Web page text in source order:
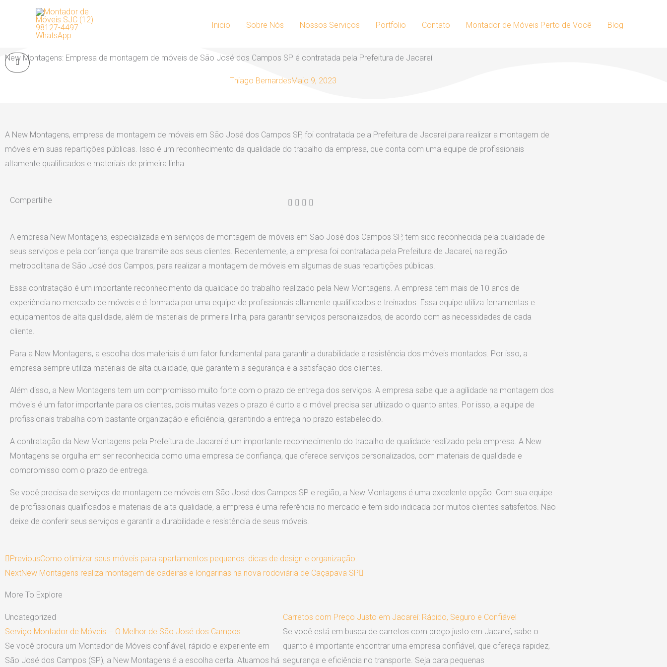
Inicio Sobre Nós Nossos Serviços Portfolio Contato Montador de Móveis Perto de Você Blog
New Montagens: Empresa de montagem de móveis de São José dos Campos SP é contratada pela Prefeitura de Jacareí
Thiago BernardesMaio 9, 2023
A New Montagens, empresa de montagem de móveis em São José dos Campos SP, foi contratada pela Prefeitura de Jacareí para realizar a montagem de
móveis em suas repartições públicas. Isso é um reconhecimento da qualidade do trabalho da empresa, que conta com uma equipe de profissionais
altamente qualificados e materiais de primeira linha.
Compartilhe
A empresa New Montagens, especializada em serviços de montagem de móveis em São José dos Campos SP, tem sido reconhecida pela qualidade de
seus serviços e pela confiança que transmite aos seus clientes. Recentemente, a empresa foi contratada pela Prefeitura de Jacareí, na região
metropolitana de São José dos Campos, para realizar a montagem de móveis em algumas de suas repartições públicas.
Essa contratação é um importante reconhecimento da qualidade do trabalho realizado pela New Montagens. A empresa tem mais de 10 anos de
experiência no mercado de móveis e é formada por uma equipe de profissionais altamente qualificados e treinados. Essa equipe utiliza ferramentas e
equipamentos de alta qualidade, além de materiais de primeira linha, para garantir serviços personalizados, de acordo com as necessidades de cada
cliente.
Para a New Montagens, a escolha dos materiais é um fator fundamental para garantir a durabilidade e resistência dos móveis montados. Por isso, a
empresa sempre utiliza materiais de alta qualidade, que garantem a segurança e a satisfação dos clientes.
Além disso, a New Montagens tem um compromisso muito forte com o prazo de entrega dos serviços. A empresa sabe que a agilidade na montagem dos
móveis é um fator importante para os clientes, pois muitas vezes o prazo é curto e o móvel precisa ser utilizado o quanto antes. Por isso, a equipe de
profissionais trabalha com bastante organização e eficiência, garantindo a entrega no prazo estabelecido.
A contratação da New Montagens pela Prefeitura de Jacareí é um importante reconhecimento do trabalho de qualidade realizado pela empresa. A New
Montagens se orgulha em ser reconhecida como uma empresa de confiança, que oferece serviços personalizados, com materiais de qualidade e
compromisso com o prazo de entrega.
Se você precisa de serviços de montagem de móveis em São José dos Campos SP e região, a New Montagens é uma excelente opção. Com sua equipe
de profissionais qualificados e materiais de alta qualidade, a empresa é uma referência no mercado e tem sido indicada por muitos clientes satisfeitos. Não
deixe de conferir seus serviços e garantir a durabilidade e resistência de seus móveis.
Prev
PreviousComo otimizar seus móveis para apartamentos pequenos: dicas de design e organização.
NextNew Montagens realiza montagem de cadeiras e longarinas na nova rodoviária de Caçapava SP
More To Explore
Uncategorized
Serviço Montador de Móveis – O Melhor de São José dos Campos
Se você procura um Montador de Móveis confiável, rápido e experiente em
São José dos Campos (SP), a New Montagens é a escolha certa. Atuamos há
Carretos com Preço Justo em Jacareí: Rápido, Seguro e Confiável
Se você está em busca de carretos com preço justo em Jacareí, sabe o
quanto é importante encontrar uma empresa confiável, que ofereça rapidez,
segurança e eficiência no transporte. Seja para pequenas